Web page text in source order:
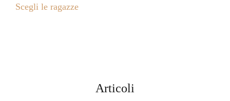
Scegli le ragazze
Articoli